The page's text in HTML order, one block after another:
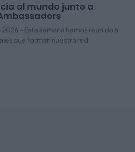
al mundo junto a
– Esta semana hemos reunido a
que forman nuestra red